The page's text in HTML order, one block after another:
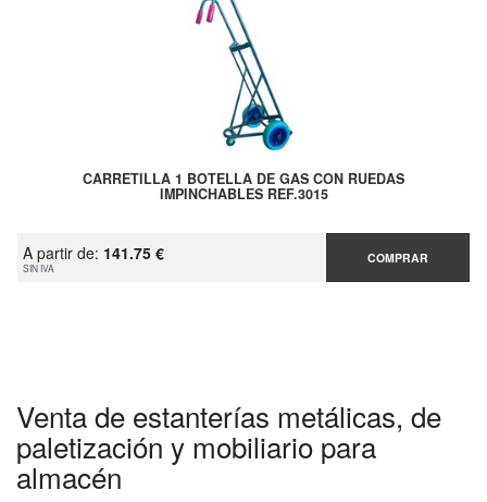
CARRETILLA 1 BOTELLA DE GAS CON RUEDAS
IMPINCHABLES REF.3015
A partir de: 141.75 €
SIN IVA
COMPRAR
Venta de estanterías metálicas, de
paletización y mobiliario para
almacén